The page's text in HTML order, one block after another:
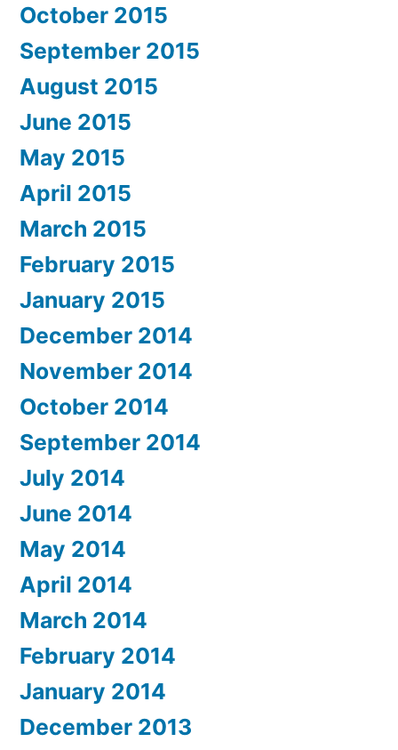
October 2015
September 2015
August 2015
June 2015
May 2015
April 2015
March 2015
February 2015
January 2015
December 2014
November 2014
October 2014
September 2014
July 2014
June 2014
May 2014
April 2014
March 2014
February 2014
January 2014
December 2013